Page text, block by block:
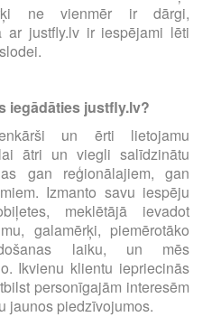
ne vienmēr ir dārgi,
ar justfly.lv ir iespējami lēti
iegādāties justfly.lv?
un ērti lietojamu
ātri un viegli salīdzinātu
gan reģionālajiem, gan
Izmanto savu iespēju
meklētājā ievadot
galamērķi, piemērotāko
laiku, un mēs
Ikvienu klientu iepriecinās
personīgajām interesēm
jaunos piedzīvojumos.